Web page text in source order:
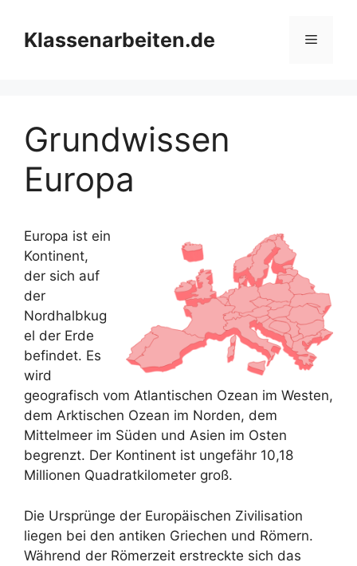
Inhalt
springenKlassenarbeiten.de Menü
Grundwissen
Europa
Europa ist ein
Kontinent,
der sich auf
der
Nordhalbkug
el der Erde
befindet. Es
wird
geografisch vom Atlantischen Ozean im Westen,
dem Arktischen Ozean im Norden, dem
Mittelmeer im Süden und Asien im Osten
begrenzt. Der Kontinent ist ungefähr 10,18
Millionen Quadratkilometer groß.
Die Ursprünge der Europäischen Zivilisation
liegen bei den antiken Griechen und Römern.
Während der Römerzeit erstreckte sich das